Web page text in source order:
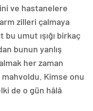
ve hastanelere
zilleri çalmaya
bu umut ışığı birkaç
bunun yanlış
her zaman
Kimse onu
de o gün hâlâ